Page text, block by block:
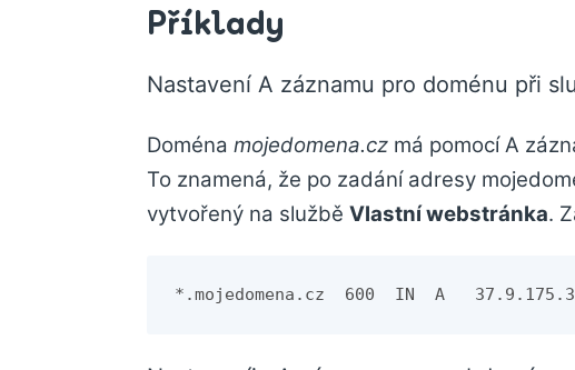
Příklady
Nastavení A záznamu pro doménu při
Doména mojedomena.cz má pomocí A
To znamená, že po zadání adresy
vytvořený na službě Vlastní webstránka.
*.mojedomena.cz  600  IN  A